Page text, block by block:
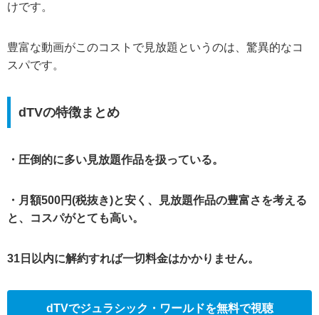
けです。
豊富な動画がこのコストで見放題というのは、驚異的なコ
スパです。
dTVの特徴まとめ
・圧倒的に多い見放題作品を扱っている。
・月額500円(税抜き)と安く、見放題作品の豊富さを考える
と、コスパがとても高い。
31日以内に解約すれば一切料金はかかりません。
dTVでジュラシック・ワールドを無料で視聴